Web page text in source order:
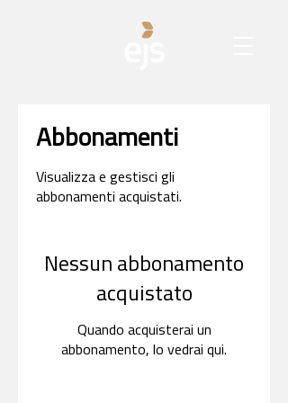
Abbonamenti
Visualizza e gestisci gli
abbonamenti acquistati.
Nessun abbonamento
acquistato
Quando acquisterai un
abbonamento, lo vedrai qui.